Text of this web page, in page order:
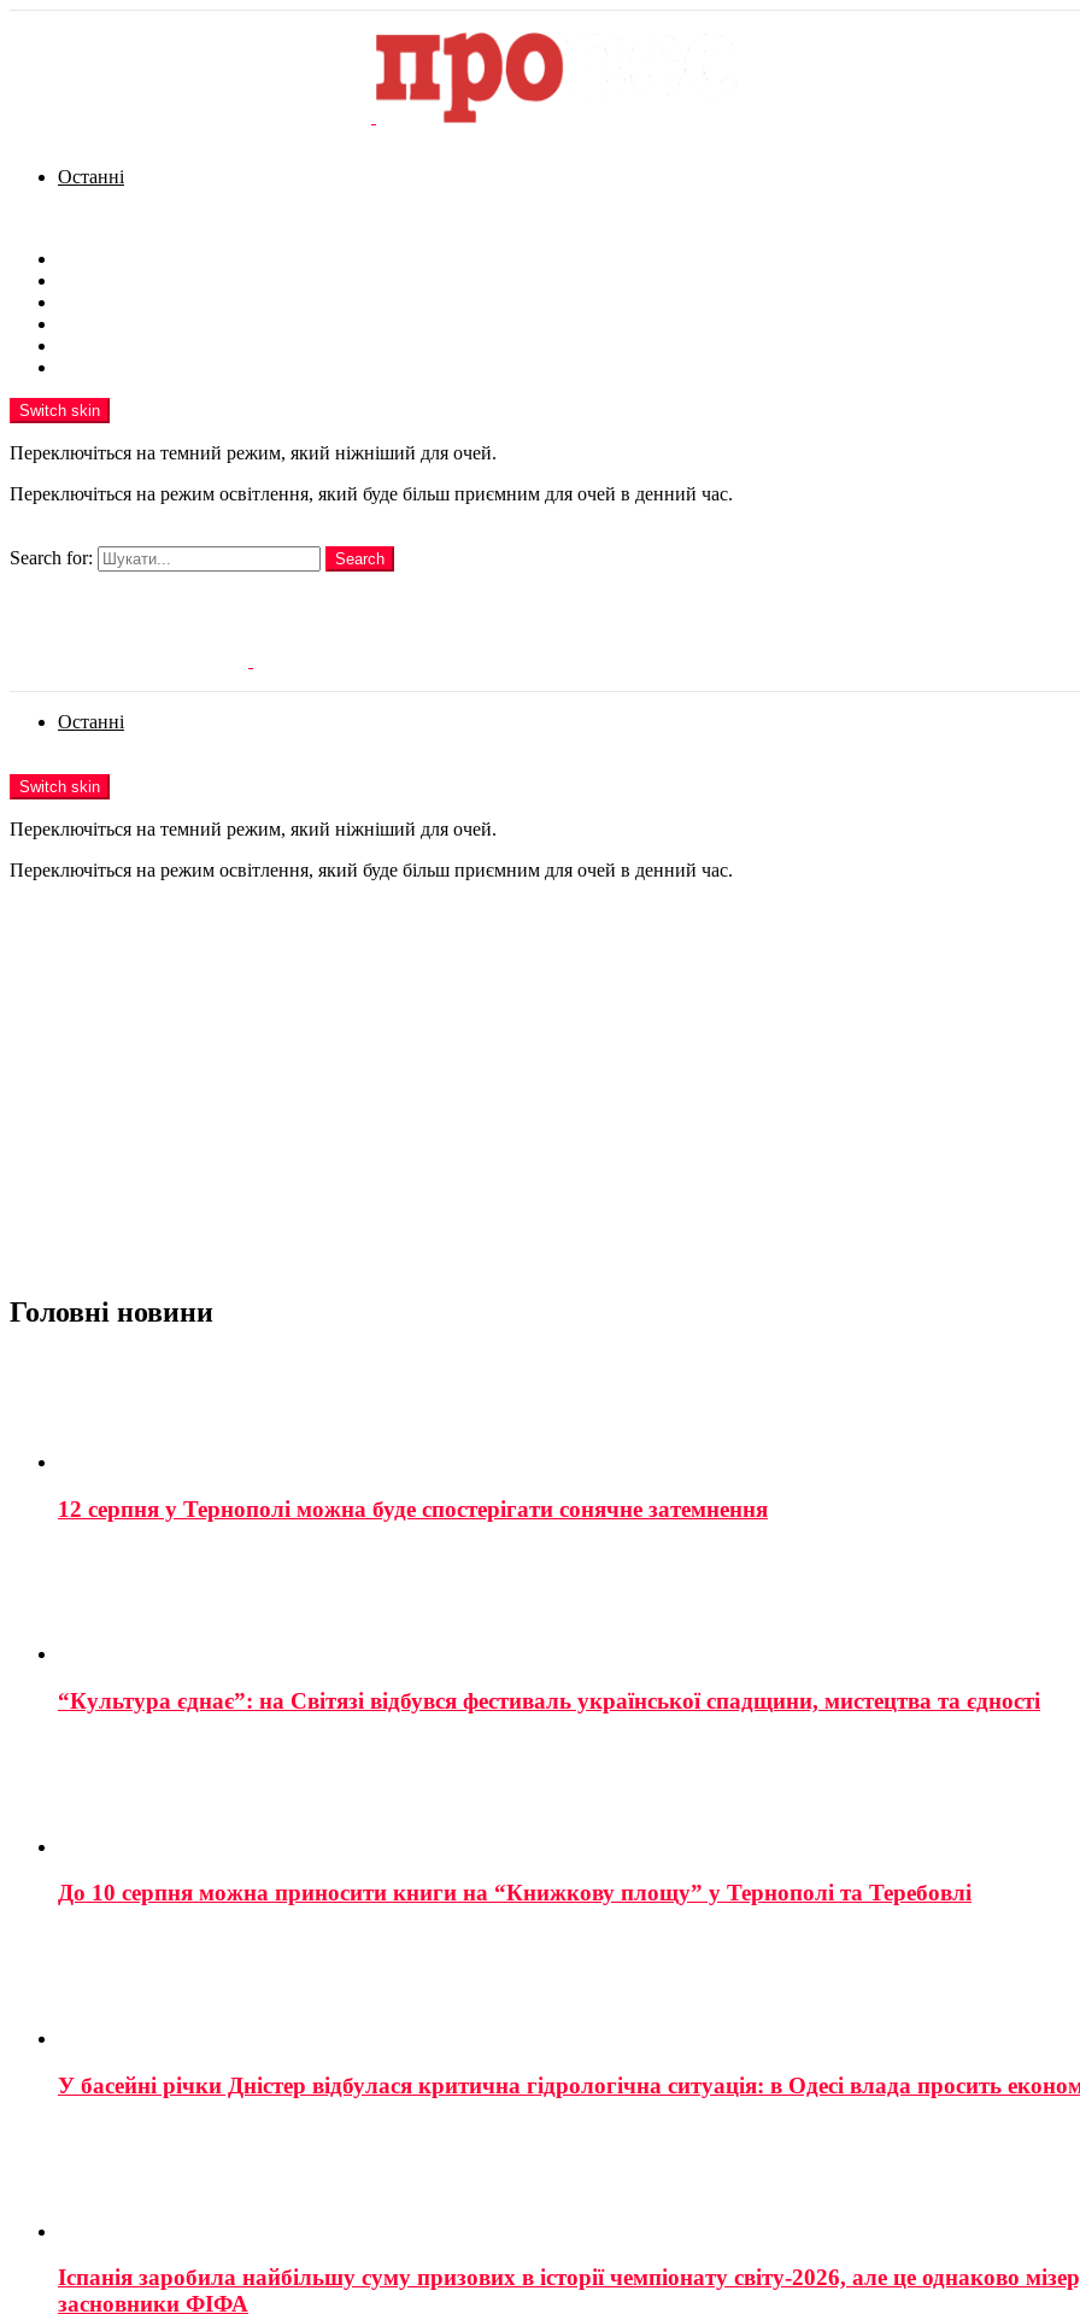
Останні
Switch skin
Переключіться на темний режим, який ніжніший для очей.
Переключіться на режим освітлення, який буде більш приємним для очей в денний час.
Search for:
Search
Останні
Switch skin
Переключіться на темний режим, який ніжніший для очей.
Переключіться на режим освітлення, який буде більш приємним для очей в денний час.
Головні новини
12 серпня у Тернополі можна буде спостерігати сонячне затемнення
“Культура єднає”: на Світязі відбувся фестиваль української спадщини, мистецтва та єдності
До 10 серпня можна приносити книги на “Книжкову площу” у Тернополі та Теребовлі
У басейні річки Дністер відбулася критична гідрологічна ситуація: в Одесі влада просить
Іспанія заробила найбільшу суму призових в історії чемпіонату світу-2026, але це однаково
засновники ФІФА